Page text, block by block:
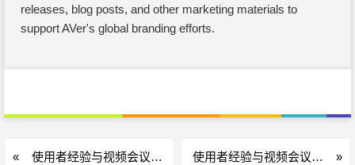
releases, blog posts, and other marketing materials to
support AVer's global branding efforts.
使用者经验与视频会议：
使用者经验与视频会议：